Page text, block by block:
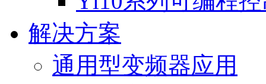
解决方案
通用型变频器应用